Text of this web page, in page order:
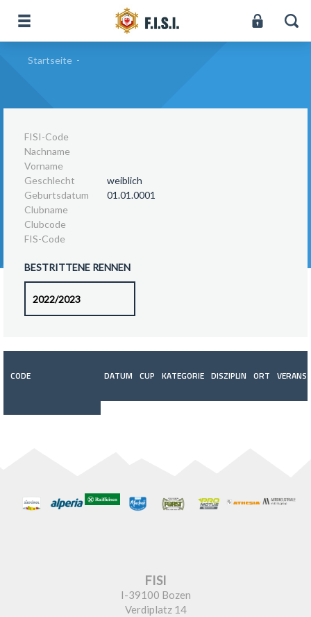
Startseite -
FISI-Code
Nachname
Vorname
Geschlecht
weiblich
Geburtsdatum
01.01.0001
Clubname
Clubcode
FIS-Code
BESTRITTENE RENNEN
CODE DATUM CUP KATEGORIE DISZIPLIN ORT
FISI
I-39100 Bozen
Verdiplatz 14